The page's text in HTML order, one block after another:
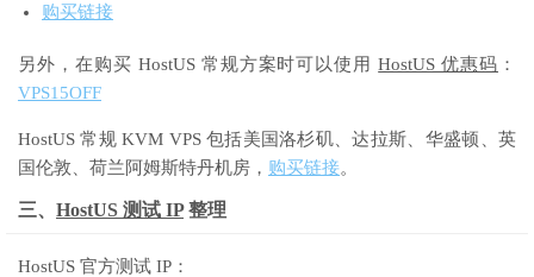
购买链接
另外，在购买 HostUS 常规方案时可以使用HostUS 优惠码 ：
VPS15OFF
HostUS 常规 KVM VPS 包括美国洛杉矶、达拉斯、华盛顿、英
国伦敦、荷兰阿姆斯特丹机房， 购买链接。
三、 HostUS 测试 IP整理
HostUS 官方测试 IP：